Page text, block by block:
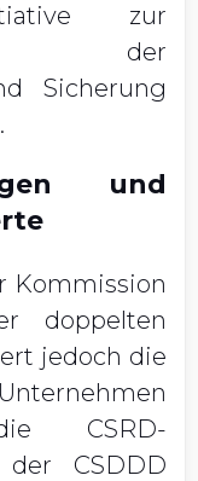
zur
der
Sicherung
und
Kommission
doppelten
jedoch die
CSRD-
CSDDD